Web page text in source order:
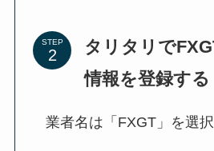
STEP
タリタリで
情報を登録する
業者名は「FXGT」を選択